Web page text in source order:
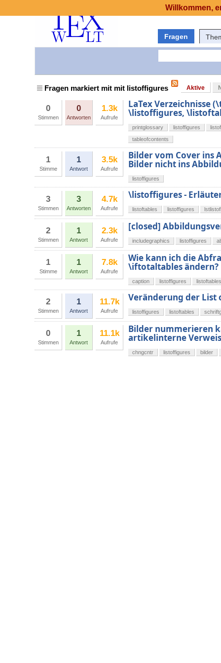
Fragen
Fragen markiert mit mit listoffigures Aktive
0
Stimmen
0
Antworten
1.3k
Aufrufe
LaTex Verzeichnisse
\listoffigures,
printglossary listoffigures
tableofcontents
1
Stimme
1
Antwort
3.5k
Aufrufe
Bilder vom Cover ins
Bilder nicht ins
listoffigures
3
Stimmen
3
Antworten
4.7k
Aufrufe
\listoffigures -
listoftables listoffigures
2
Stimmen
1
Antwort
2.3k
Aufrufe
[closed]
includegraphics listoffigures
1
Stimme
1
Antwort
7.8k
Aufrufe
Wie kann ich die
\iftotaltables ändern?
caption listoffigures listoftables
2
Stimmen
1
Antwort
11.7k
Aufrufe
Veränderung der
listoffigures listoftables
0
Stimmen
1
Antwort
11.1k
Aufrufe
Bilder nummerieren
artikelinterne
chngcntr listoffigures bilder
Willkommen,